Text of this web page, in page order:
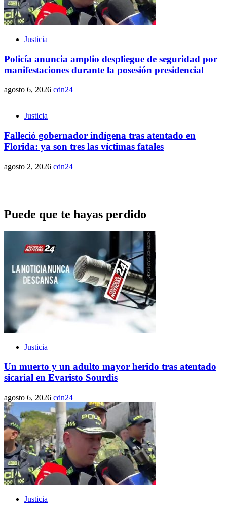
Justicia
Policía anuncia amplio despliegue de seguridad por
manifestaciones durante la posesión presidencial
agosto 6, 2026 cdn24
Justicia
Falleció gobernador indígena tras atentado en
Florida: ya son tres las víctimas fatales
agosto 2, 2026 cdn24
Puede que te hayas perdido
Justicia
Un muerto y un adulto mayor herido tras atentado
sicarial en Evaristo Sourdis
agosto 6, 2026 cdn24
Justicia